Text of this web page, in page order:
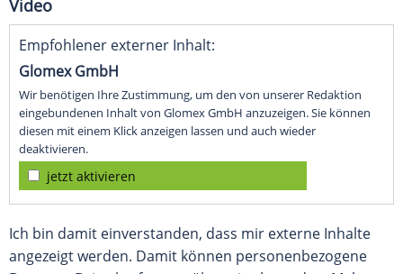
Video
Empfohlener externer Inhalt:
Glomex GmbH
Wir benötigen Ihre Zustimmung, um den von unserer Redaktion
eingebundenen Inhalt von Glomex GmbH anzuzeigen. Sie können
diesen mit einem Klick anzeigen lassen und auch wieder
deaktivieren.
jetzt aktivieren
Ich bin damit einverstanden, dass mir externe Inhalte
angezeigt werden. Damit können personenbezogene